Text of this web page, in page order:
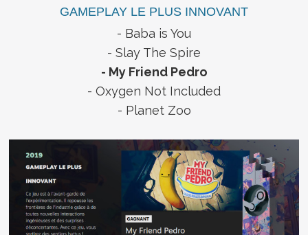
GAMEPLAY LE PLUS INNOVANT
- Baba is You
- Slay The Spire
- My Friend Pedro
- Oxygen Not Included
- Planet Zoo